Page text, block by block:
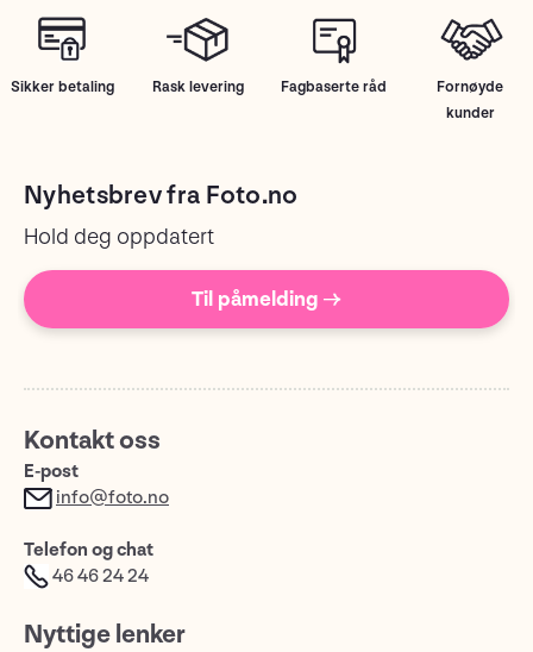
Sikker betaling Rask levering Fagbaserte råd
Fornøyde
kunder
Nyhetsbrev fra Foto.no
Hold deg oppdatert
Til påmelding →
Kontakt oss
E-post
info@foto.no
Telefon og chat
46 46 24 24
Nyttige lenker